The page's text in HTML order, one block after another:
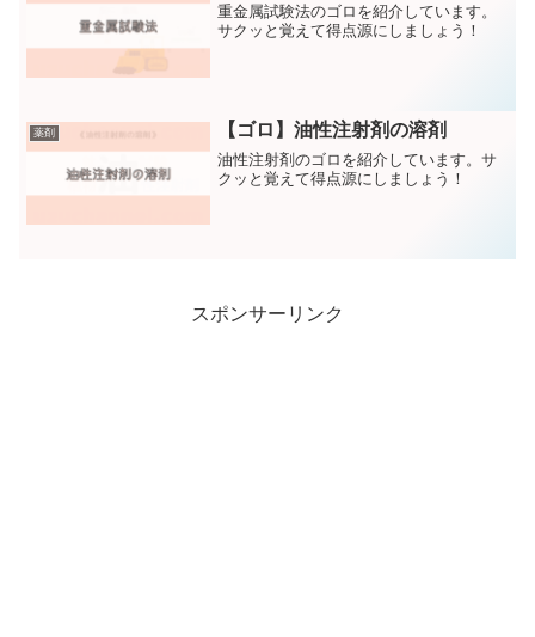
重金属試験法のゴロを紹介しています。
サクッと覚えて得点源にしましょう！
薬剤 【ゴロ】油性注射剤の溶剤
油性注射剤のゴロを紹介しています。サ
クッと覚えて得点源にしましょう！
スポンサーリンク